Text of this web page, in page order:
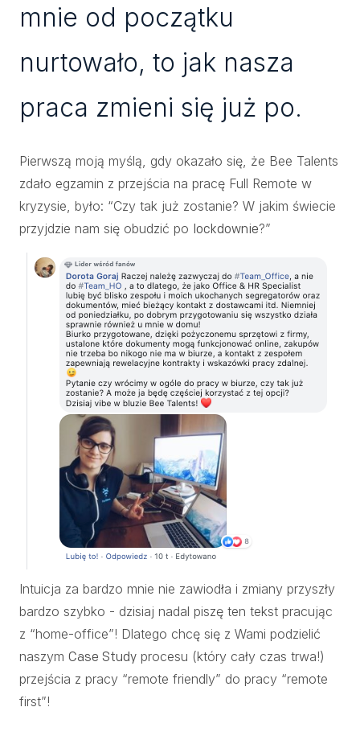
mnie od początku
nurtowało, to jak nasza
praca zmieni się już po.
Pierwszą moją myślą, gdy okazało się, że Bee Talents
zdało egzamin z przejścia na pracę Full Remote w
kryzysie, było: “Czy tak już zostanie? W jakim świecie
przyjdzie nam się obudzić po lockdownie?”
Intuicja za bardzo mnie nie zawiodła i zmiany przyszły
bardzo szybko - dzisiaj nadal piszę ten tekst pracując
z “home-office”! Dlatego chcę się z Wami podzielić
naszym Case Study procesu (który cały czas trwa!)
przejścia z pracy “remote friendly” do pracy “remote
first”!